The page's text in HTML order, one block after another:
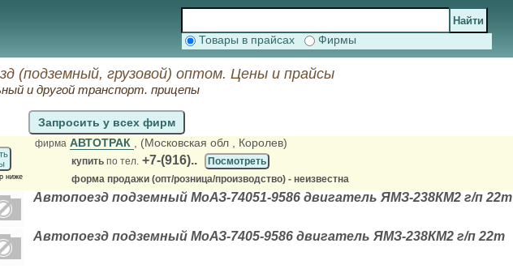
Товары в прайсах Фирмы
(подземный, грузовой) оптом. Цены и прайсы
и другой транспорт. прицепы
Запросить у всех фирм
ниже
фирма АВТОТРАК , (Московская обл , Королев)
купить по тел. +7-(916)..
Посмотреть
форма продажи (опт/розница/производство) - неизвестна
Автопоезд подземный МоАЗ-74051-9586 двигатель ЯМЗ-238КМ2 г/п 22т
Автопоезд подземный МоАЗ-7405-9586 двигатель ЯМЗ-238КМ2 г/п 22т